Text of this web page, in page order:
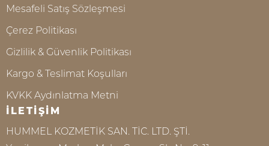
Mesafeli Satış Sözleşmesi
Çerez Politikası
Gizlilik & Güvenlik Politikası
Kargo & Teslimat Koşulları
KVKK Aydınlatma Metni
İLETİŞİM
HUMMEL KOZMETİK SAN. TİC. LTD. ŞTİ.